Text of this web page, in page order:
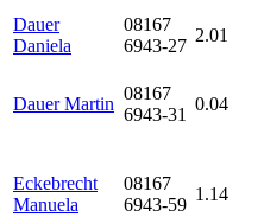
Dauer
Daniela
08167
6943-27
2.01
Dauer Martin
08167
6943-31
0.04
Eckebrecht
Manuela
08167
6943-59
1.14